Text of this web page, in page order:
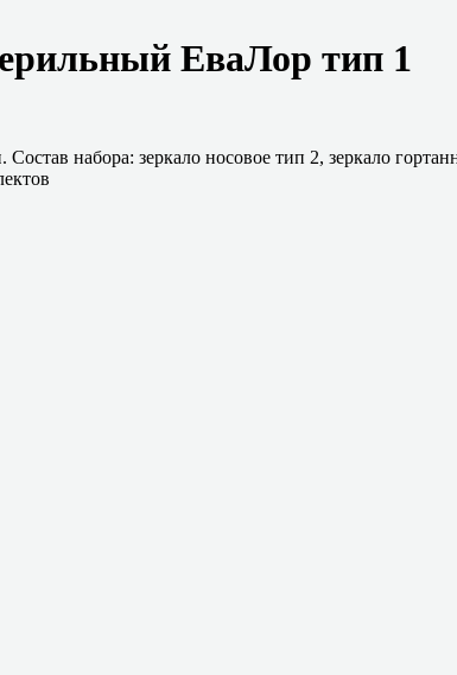
ЕваЛор тип 1
набора: зеркало носовое тип 2, зеркало